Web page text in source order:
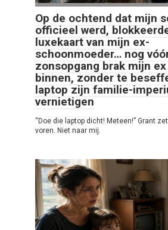
Op de ochtend dat mijn
officieel werd,
luxekaart van mijn ex-
schoonmoeder… nog
zonsopgang brak mijn
binnen, zonder te
laptop zijn familie-
vernietigen
“Doe die laptop dicht! Meteen!” Grant
voren. Niet naar mij.